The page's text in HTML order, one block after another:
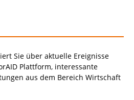
Sie über aktuelle Ereignisse
Plattform, interessante
aus dem Bereich Wirtschaft